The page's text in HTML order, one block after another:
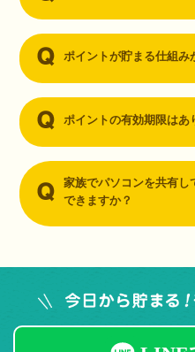
ポイントが貯まる仕組み
ポイントの有効期限はあ
家族でパソコンを共有し
できますか？